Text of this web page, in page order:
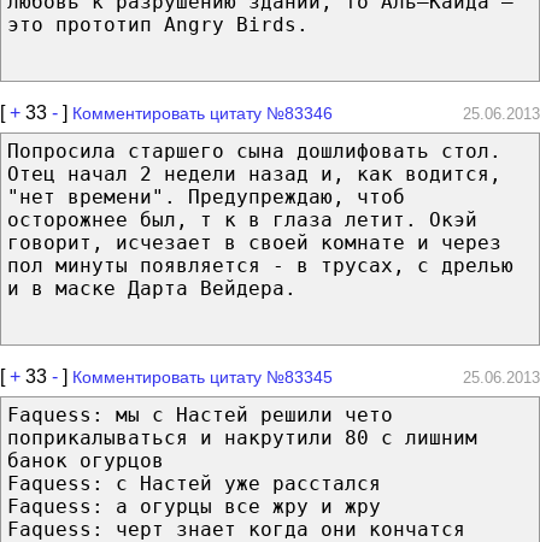
это прототип Angry Birds.
[+ 33 - ] Комментировать цитату №83346 25.06.2013
Попросила старшего сына дошлифовать стол.
Отец начал 2 недели назад и, как водится,
"нет времени". Предупреждаю, чтоб
осторожнее был, т к в глаза летит. Окэй
говорит, исчезает в своей комнате и через
пол минуты появляется - в трусах, с дрелью
и в маске Дарта Вейдера.
[+ 33 - ] Комментировать цитату №83345 25.06.2013
Faquess: мы с Настей решили чето
поприкалываться и накрутили 80 с лишним
банок огурцов
Faquess: с Настей уже расстался
Faquess: а огурцы все жру и жру
Faquess: черт знает когда они кончатся